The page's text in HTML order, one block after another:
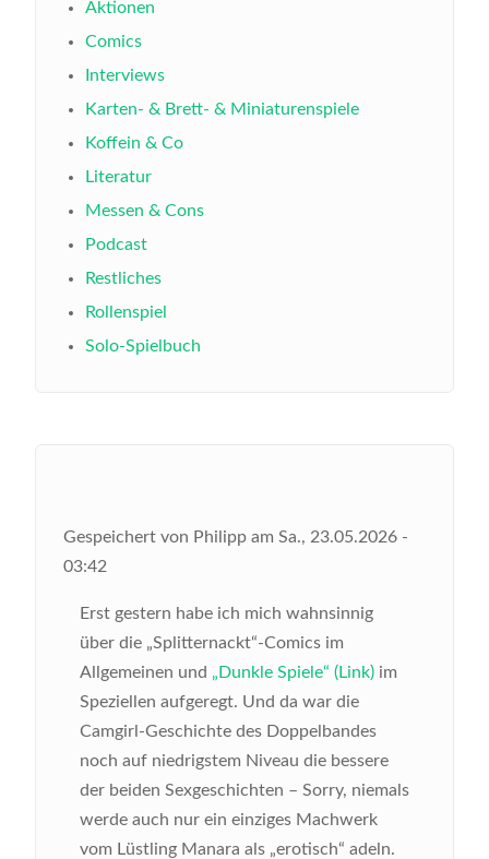
Aktionen
Comics
Interviews
Karten- & Brett- & Miniaturenspiele
Koffein & Co
Literatur
Messen & Cons
Podcast
Restliches
Rollenspiel
Solo-Spielbuch
Gespeichert von Philipp am Sa., 23.05.2026 -
03:42
Erst gestern habe ich mich wahnsinnig
über die „Splitternackt“-Comics im
Allgemeinen und „Dunkle Spiele“ (Link) im
Speziellen aufgeregt. Und da war die
Camgirl-Geschichte des Doppelbandes
noch auf niedrigstem Niveau die bessere
der beiden Sexgeschichten – Sorry, niemals
werde auch nur ein einziges Machwerk
vom Lüstling Manara als „erotisch“ adeln.